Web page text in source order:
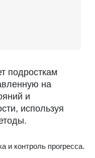
подросткам
на
и
используя
и контроль прогресса.